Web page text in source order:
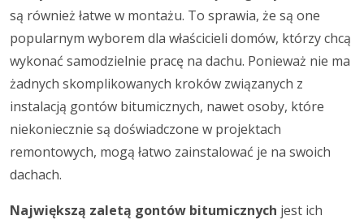
są również łatwe w montażu. To sprawia, że są one
popularnym wyborem dla właścicieli domów, którzy chcą
wykonać samodzielnie pracę na dachu. Ponieważ nie ma
żadnych skomplikowanych kroków związanych z
instalacją gontów bitumicznych, nawet osoby, które
niekoniecznie są doświadczone w projektach
remontowych, mogą łatwo zainstalować je na swoich
dachach.
Największą zaletą gontów bitumicznych jest ich